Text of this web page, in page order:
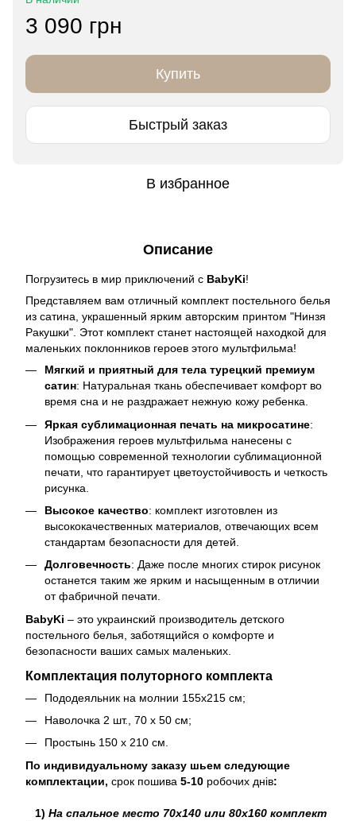
3 090 грн
Купить
Быстрый заказ
В избранное
Описание
Погрузитесь в мир приключений с BabyKi!
Представляем вам отличный комплект постельного белья
из сатина, украшенный ярким авторским принтом "Нинзя
Ракушки". Этот комплект станет настоящей находкой для
маленьких поклонников героев этого мультфильма!
Мягкий и приятный для тела турецкий премиум
сатин: Натуральная ткань обеспечивает комфорт во
время сна и не раздражает нежную кожу ребенка.
Яркая сублимационная печать на микросатине:
Изображения героев мультфильма нанесены с
помощью современной технологии сублимационной
печати, что гарантирует цветоустойчивость и четкость
рисунка.
Высокое качество: комплект изготовлен из
высококачественных материалов, отвечающих всем
стандартам безопасности для детей.
Долговечность: Даже после многих стирок рисунок
останется таким же ярким и насыщенным в отличии
от фабричной печати.
BabyKi – это украинский производитель детского
постельного белья, заботящийся о комфорте и
безопасности ваших самых маленьких.
Комплектация полуторного комплекта
Пододеяльник на молнии 155х215 см;
Наволочка 2 шт., 70 х 50 см;
Простынь 150 х 210 см.
По индивидуальному заказу шьем следующие
комплектации, срок пошива 5-10 робочих днів:
1) На спальное место 70х140 или 80х160 комплект